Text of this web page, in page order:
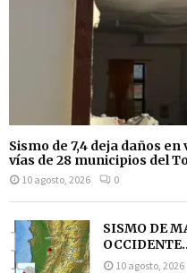
Sismo de 7,4 deja daños
vías de 28 municipios del
10 agosto, 2026 0
SISMO DE
10 agosto, 2026